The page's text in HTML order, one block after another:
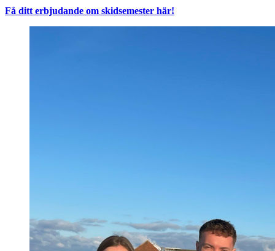
Få ditt erbjudande om skidsemester här!